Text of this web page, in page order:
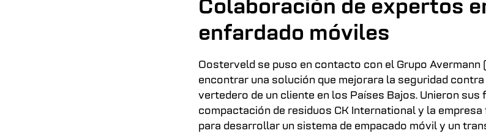
Colaboración de expertos
enfardado móviles
Oosterveld se puso en contacto con el Grupo Avermann
encontrar una solución que mejorara la seguridad
vertedero de un cliente en los Países Bajos. Unieron
compactación de residuos CK International y la
para desarrollar un sistema de empacado móvil y un